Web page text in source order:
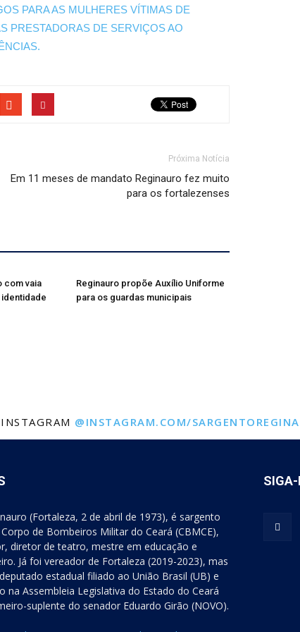
PARA AS MULHERES VÍTIMAS DE
PRESTADORAS DE SERVIÇOS AO
Próxima Notícia
Em 11 meses de mandato Reginauro fez muito
para os fortalezenses
com vaia
Reginauro propõe Auxílio Uniforme
para os guardas municipais
@INSTAGRAM.COM/
(Fortaleza, 2 de abril de 1973), é sargento
de Bombeiros Militar do Ceará (CBMCE),
diretor de teatro, mestre em educação e
Já foi vereador de Fortaleza (2019-2023), mas
estadual filiado ao União Brasil (UB) e
na Assembleia Legislativa do Estado do Ceará
suplente do senador Eduardo Girão (NOVO).